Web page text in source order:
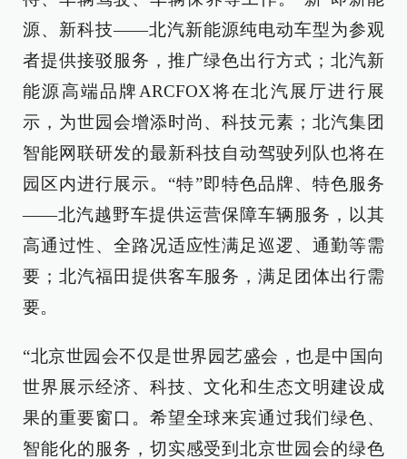
源、新科技——北汽新能源纯电动车型为参观
者提供接驳服务，推广绿色出行方式；北汽新
能源高端品牌ARCFOX将在北汽展厅进行展
示，为世园会增添时尚、科技元素；北汽集团
智能网联研发的最新科技自动驾驶列队也将在
园区内进行展示。“特”即特色品牌、特色服务
——北汽越野车提供运营保障车辆服务，以其
高通过性、全路况适应性满足巡逻、通勤等需
要；北汽福田提供客车服务，满足团体出行需
要。
“北京世园会不仅是世界园艺盛会，也是中国向
世界展示经济、科技、文化和生态文明建设成
果的重要窗口。希望全球来宾通过我们绿色、
智能化的服务，切实感受到北京世园会的绿色